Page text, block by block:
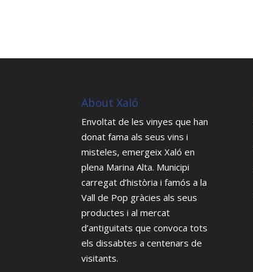
About Xaló
Envoltat de les vinyes que han
donat fama als seus vins i
misteles, emergeix Xaló en
plena Marina Alta. Municipi
carregat d’història i famós a la
Vall de Pop gràcies als seus
productes i al mercat
d’antiguitats que convoca tots
els dissabtes a centenars de
visitants.